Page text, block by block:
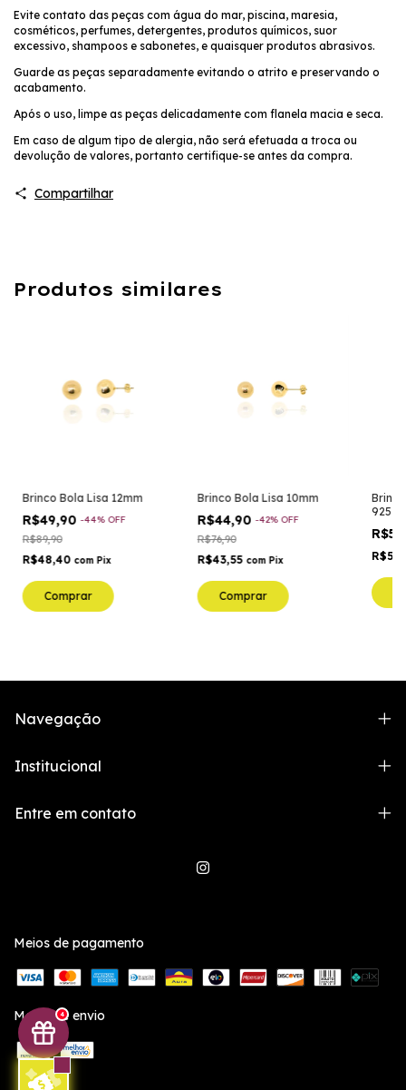
4
Evite contato das peças com água do mar, piscina, maresia,
cosméticos, perfumes, detergentes, produtos químicos, suor
excessivo, shampoos e sabonetes, e quaisquer produtos abrasivos.
Guarde as peças separadamente evitando o atrito e preservando o
acabamento.
Após o uso, limpe as peças delicadamente com flanela macia e seca.
Em caso de algum tipo de alergia, não será efetuada a troca ou
devolução de valores, portanto certifique-se antes da compra.
Compartilhar
Produtos similares
Brinco Bola Lisa 12mm
R$49,90-44% OFF
R$89,90
R$48,40 com Pix
Comprar
Brinco Bola Lisa 10mm
R$44,90-42% OFF
R$76,90
R$43,55 com Pix
Comprar
925
Navegação
Institucional
Entre em contato
Meios de pagamento
Meios de envio